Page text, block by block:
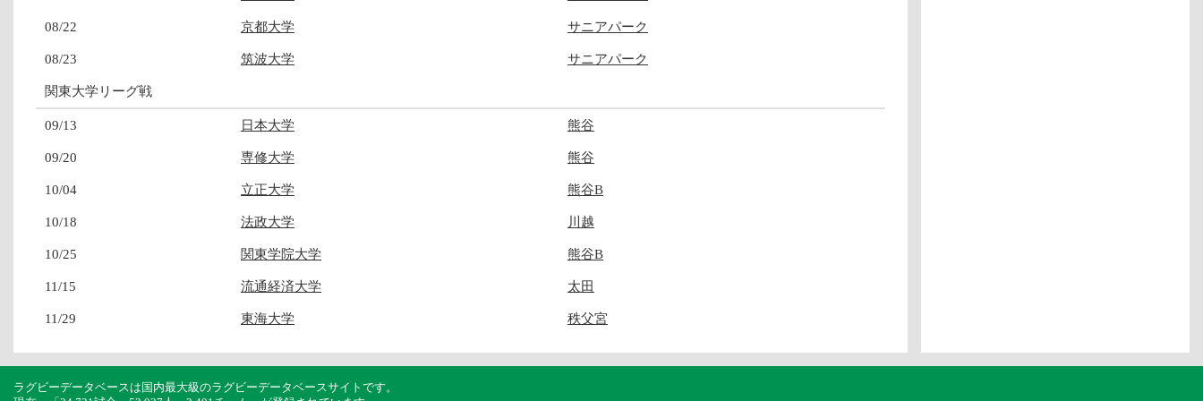
08/22 京都大学 サニアパーク
08/23 筑波大学 サニアパーク
関東大学リーグ戦
09/13 日本大学 熊谷
09/20 専修大学 熊谷
10/04 立正大学 熊谷B
10/18 法政大学 川越
10/25 関東学院大学 熊谷B
11/15 流通経済大学 太田
11/29 東海大学 秩父宮
ラグビーデータベースは国内最大級のラグビーデータベースサイトです。